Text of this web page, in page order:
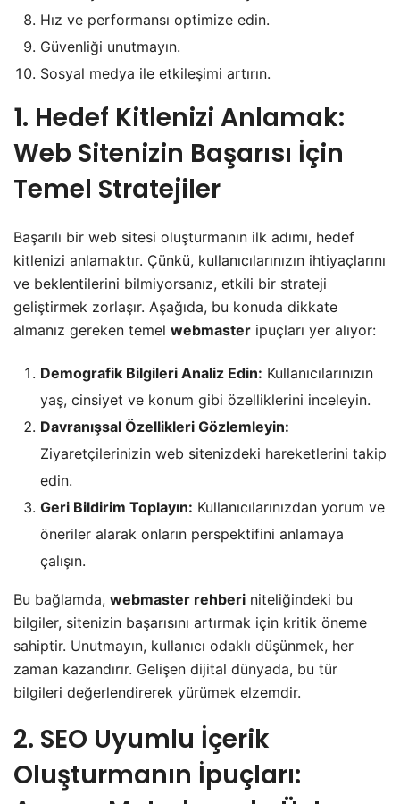
Hız ve performansı optimize edin.
Güvenliği unutmayın.
Sosyal medya ile etkileşimi artırın.
1. Hedef Kitlenizi Anlamak:
Web Sitenizin Başarısı İçin
Temel Stratejiler
Başarılı bir web sitesi oluşturmanın ilk adımı, hedef
kitlenizi anlamaktır. Çünkü, kullanıcılarınızın ihtiyaçlarını
ve beklentilerini bilmiyorsanız, etkili bir strateji
geliştirmek zorlaşır. Aşağıda, bu konuda dikkate
almanız gereken temel webmaster ipuçları yer alıyor:
Demografik Bilgileri Analiz Edin: Kullanıcılarınızın
yaş, cinsiyet ve konum gibi özelliklerini inceleyin.
Davranışsal Özellikleri Gözlemleyin:
Ziyaretçilerinizin web sitenizdeki hareketlerini takip
edin.
Geri Bildirim Toplayın: Kullanıcılarınızdan yorum ve
öneriler alarak onların perspektifini anlamaya
çalışın.
Bu bağlamda, webmaster rehberi niteliğindeki bu
bilgiler, sitenizin başarısını artırmak için kritik öneme
sahiptir. Unutmayın, kullanıcı odaklı düşünmek, her
zaman kazandırır. Gelişen dijital dünyada, bu tür
bilgileri değerlendirerek yürümek elzemdir.
2. SEO Uyumlu İçerik
Oluşturmanın İpuçları: